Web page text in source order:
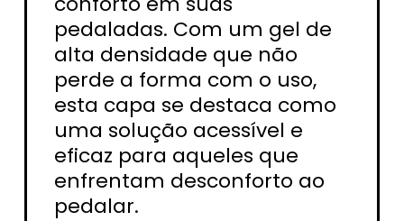
pedaladas. Com um gel de
alta densidade que não
perde a forma com o uso,
esta capa se destaca como
uma solução acessível e
eficaz para aqueles que
enfrentam desconforto ao
pedalar.